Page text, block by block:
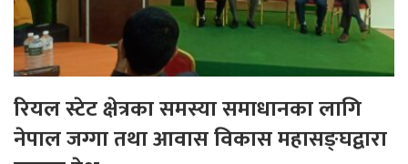
रियल स्टेट क्षेत्रका समस्या समाधानका लागि
नेपाल जग्गा तथा आवास विकास महासङ्घद्वारा